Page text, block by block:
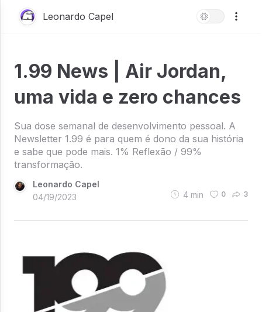
Leonardo Capel
1.99 News | Air Jordan,
uma vida e zero chances
Sua dose semanal de desenvolvimento pessoal. A
Newsletter 1.99 é para quem é dono da sua história
e sabe que pode mais. 1% Reflexão / 99%
transformação.
Leonardo Capel
04/19/2023
4 min 0 3